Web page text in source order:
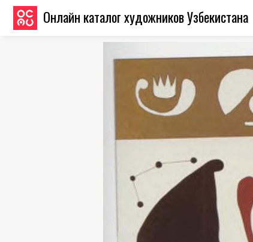
Онлайн каталог художников Узбекистана